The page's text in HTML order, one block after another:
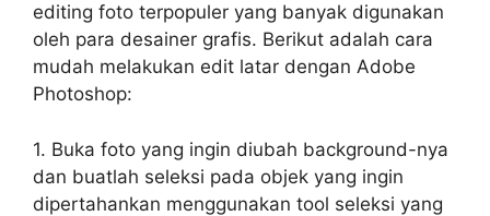
editing foto terpopuler yang banyak digunakan
oleh para desainer grafis. Berikut adalah cara
mudah melakukan edit latar dengan Adobe
Photoshop:
1. Buka foto yang ingin diubah background-nya
dan buatlah seleksi pada objek yang ingin
dipertahankan menggunakan tool seleksi yang